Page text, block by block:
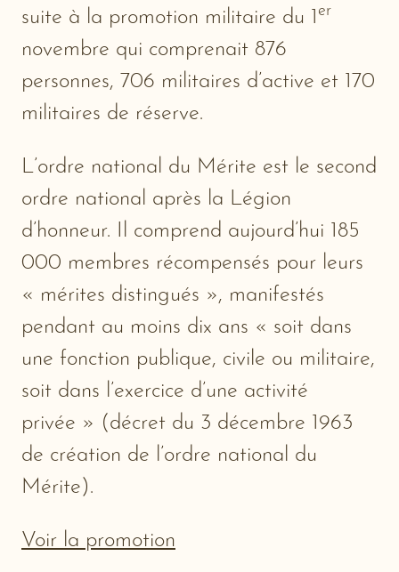
suite à la promotion militaire du 1
er
novembre qui comprenait 876
personnes, 706 militaires d’active et 170
militaires de réserve.
L’ordre national du Mérite est le second
ordre national après la Légion
d’honneur. Il comprend aujourd’hui 185
000 membres récompensés pour leurs
« mérites distingués », manifestés
pendant au moins dix ans « soit dans
une fonction publique, civile ou militaire,
soit dans l’exercice d’une activité
privée » (décret du 3 décembre 1963
de création de l’ordre national du
Mérite).
Voir la promotion